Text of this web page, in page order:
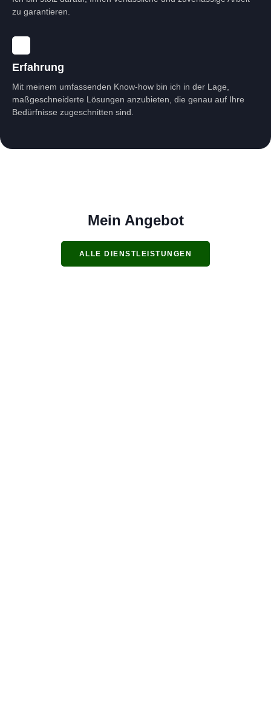
Erfahrung
Mit meinem umfassenden Know-how bin ich in der Lage,
maßgeschneiderte Lösungen anzubieten, die genau auf Ihre
Bedürfnisse zugeschnitten sind.
zu garantieren.
Mein Angebot
ALLE DIENSTLEISTUNGEN